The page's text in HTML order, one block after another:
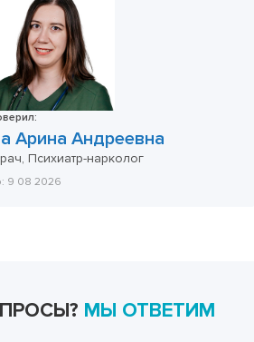
Арина Андреевна
Психиатр-нарколог
9 08 2026
МЫ ОТВЕТИМ